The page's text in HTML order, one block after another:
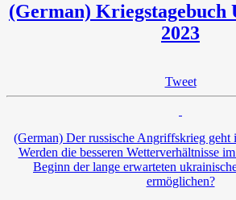
(German) Kriegstagebuch
2023
Tweet
(German) Der russische Angriffskrieg geht
Werden die besseren Wetterverhältnisse
Beginn der lange erwarteten
ermöglichen?